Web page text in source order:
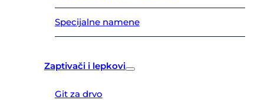
Specijalne namene
Zaptivači i lepkovi
Git za drvo